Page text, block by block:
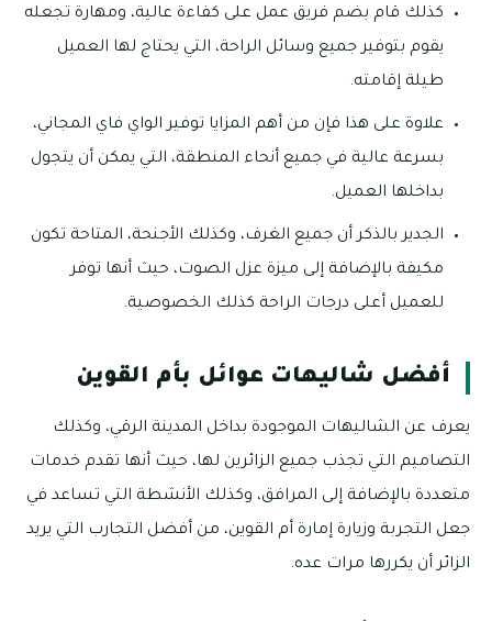
كذلك قام بضم فريق عمل على كفاءة عالية، ومهارة تجعله
يقوم بتوفير جميع وسائل الراحة، التي يحتاج لها العميل
طيلة إقامته.
علاوة على هذا فإن من أهم المزايا توفير الواي فاي المجاني،
بسرعة عالية في جميع أنحاء المنطقة، التي يمكن أن يتجول
بداخلها العميل.
الجدير بالذكر أن جميع الغرف، وكذلك الأجنحة، المتاحة تكون
مكيفة بالإضافة إلى ميزة عزل الصوت، حيث أنها توفر
للعميل أعلى درجات الراحة كذلك الخصوصية.
أفضل شاليهات عوائل بأم القوين
يعرف عن الشاليهات الموجودة بداخل المدينة الرقي، وكذلك
التصاميم التي تجذب جميع الزائرين لها، حيث أنها تقدم خدمات
متعددة بالإضافة إلى المرافق، وكذلك الأنشطة التي تساعد في
جعل التجربة وزيارة إمارة أم القوين، من أفضل التجارب التي يريد
الزائر أن يكررها مرات عده.